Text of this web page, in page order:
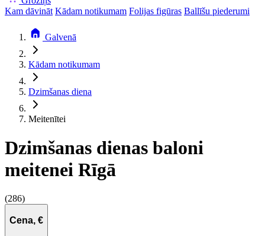
Kam dāvināt Kādam notikumam Folijas figūras Ballīšu piederumi
Galvenā
Kādam notikumam
Dzimšanas diena
Meitenītei
Dzimšanas dienas baloni
meitenei Rīgā
(286)
Cena, €